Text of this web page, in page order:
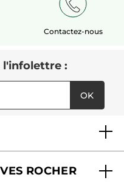
Contactez-nous
l'infolettre :
OK
ROCHER